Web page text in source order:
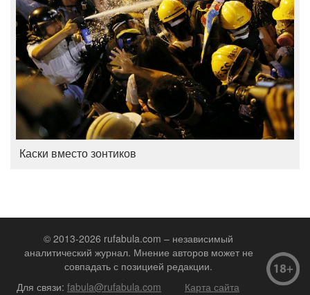
Каски вместо зонтиков
© 2013-2026 rufabula.com – независимый
аналитический журнал. Мнение авторов может не
совпадать с позицией редакции.
Для связи: fabula@rufabula.com
Карта сайта